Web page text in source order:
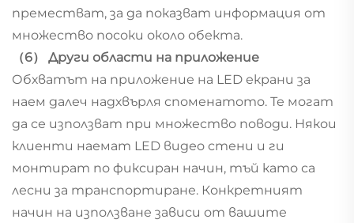
преместват, за да показват информация от
множество посоки около обекта.
（6） Други области на приложение
Обхватът на приложение на LED екрани за
наем далеч надхвърля споменатото. Те могат
да се използват при множество поводи. Някои
клиенти наемат LED видео стени и ги
монтират по фиксиран начин, тъй като са
лесни за транспортиране. Конкретният
начин на използване зависи от вашите